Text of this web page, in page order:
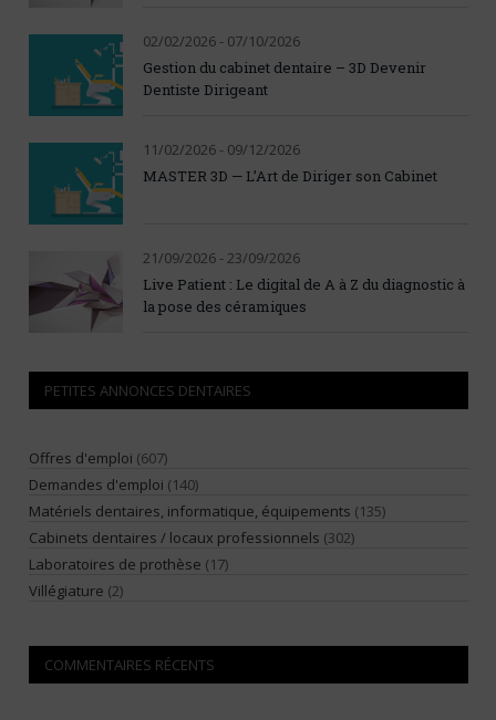
02/02/2026 - 07/10/2026
Gestion du cabinet dentaire – 3D Devenir
Dentiste Dirigeant
11/02/2026 - 09/12/2026
MASTER 3D — L’Art de Diriger son Cabinet
21/09/2026 - 23/09/2026
Live Patient : Le digital de A à Z du diagnostic à
la pose des céramiques
PETITES ANNONCES DENTAIRES
Offres d'emploi (607)
Demandes d'emploi (140)
Matériels dentaires, informatique, équipements (135)
Cabinets dentaires / locaux professionnels (302)
Laboratoires de prothèse (17)
Villégiature (2)
COMMENTAIRES RÉCENTS